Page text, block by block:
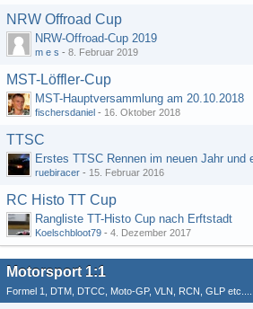
NRW Offroad Cup
NRW-Offroad-Cup 2019
m e s - 8. Februar 2019
MST-Löffler-Cup
MST-Hauptversammlung am 20.10.2018
fischersdaniel - 16. Oktober 2018
TTSC
ruebiracer - 15. Februar 2016
RC Histo TT Cup
Rangliste TT-Histo Cup nach Erftstadt
Koelschbloot79 - 4. Dezember 2017
Motorsport 1:1
Formel 1, DTM, DTCC, Moto-GP, VLN, RCN, GLP etc......